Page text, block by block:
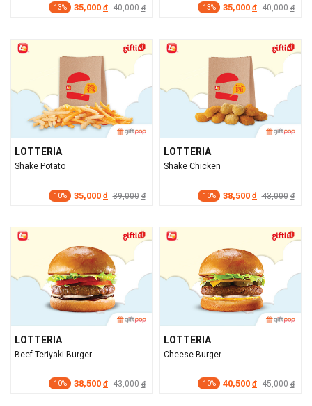
13% 35,000 đ 40,000 đ 13% 35,000 đ 40,000 đ
LOTTERIA
Shake Potato
10% 35,000 đ 39,000 đ
LOTTERIA
Shake Chicken
10% 38,500 đ 43,000 đ
LOTTERIA
Beef Teriyaki Burger
10% 38,500 đ 43,000 đ
LOTTERIA
Cheese Burger
10% 40,500 đ 45,000 đ